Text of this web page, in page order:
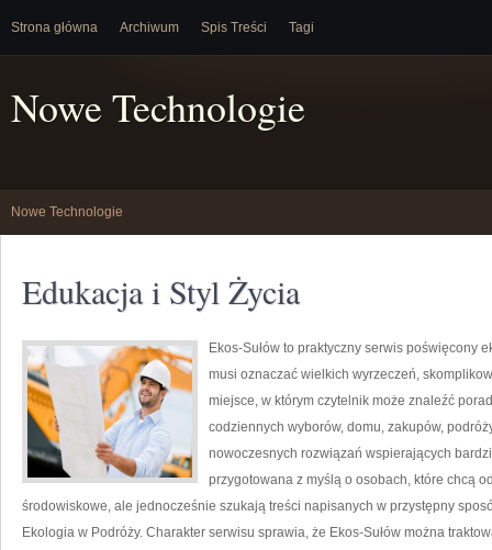
Strona główna Archiwum Spis Treści Tagi
Nowe Technologie
Nowe Technologie
Edukacja i Styl Życia
Ekos-Sułów to praktyczny serwis poświęcony
musi oznaczać wielkich wyrzeczeń,
miejsce, w którym czytelnik może znaleźć
codziennych wyborów, domu, zakupów,
nowoczesnych rozwiązań wspierających
przygotowana z myślą o osobach, które chcą
środowiskowe, ale jednocześnie szukają treści napisanych w przystępny
Ekologia w Podróży. Charakter serwisu sprawia, że Ekos-Sułów można